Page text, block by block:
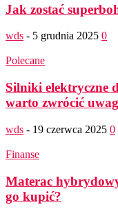
Jak zostać
wds - 5 grudnia 2025 0
Polecane
Silniki elektryczne
warto zwrócić
wds - 19 czerwca 2025 0
Finanse
Materac
go kupić?